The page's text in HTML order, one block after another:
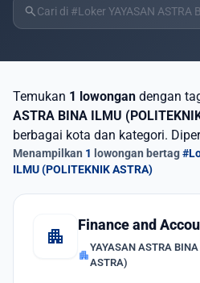
search
Temukan 1 lowongan dengan
ASTRA BINA ILMU
berbagai kota dan kategori.
Menampilkan 1 lowongan bertag
ILMU (POLITEKNIK ASTRA)
apartment
Finance and
apartmentYAYASAN ASTRA
ASTRA)